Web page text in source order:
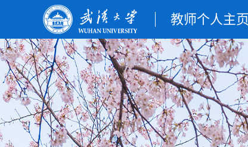
教师个人主页